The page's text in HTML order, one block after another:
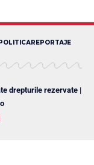
REPORTAJE
drepturile rezervate |